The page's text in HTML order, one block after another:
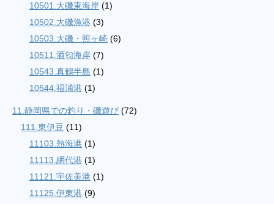
10501.大磯東海岸 (1)
10502.大磯漁港 (3)
10503.大磯・照ヶ崎 (6)
10511.酒匂海岸 (7)
10543.真鶴半島 (1)
10544.福浦港 (1)
11.静岡県での釣り・磯遊び (72)
111.東伊豆 (11)
11103.熱海港 (1)
11113.網代港 (1)
11121.宇佐美港 (1)
11125.伊東港 (9)